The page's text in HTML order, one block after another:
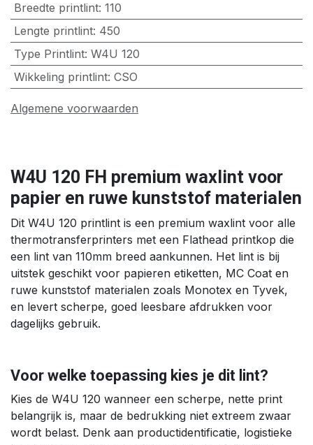
Breedte printlint: 110
Lengte printlint: 450
Type Printlint: W4U 120
Wikkeling printlint: CSO
Algemene voorwaarden
W4U 120 FH premium waxlint voor
papier en ruwe kunststof materialen
Dit W4U 120 printlint is een premium waxlint voor alle
thermotransferprinters met een Flathead printkop die
een lint van 110mm breed aankunnen. Het lint is bij
uitstek geschikt voor papieren etiketten, MC Coat en
ruwe kunststof materialen zoals Monotex en Tyvek,
en levert scherpe, goed leesbare afdrukken voor
dagelijks gebruik.
Voor welke toepassing kies je dit lint?
Kies de W4U 120 wanneer een scherpe, nette print
belangrijk is, maar de bedrukking niet extreem zwaar
wordt belast. Denk aan productidentificatie, logistieke